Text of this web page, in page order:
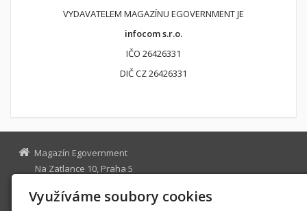
VYDAVATELEM MAGAZÍNU EGOVERNMENT JE
infocom s.r.o.
IČO 26426331
DIČ CZ 26426331
Magazín Egovernment
Na Zatlance 10, Praha 5
egovernment@egovernment.cz
Využíváme soubory cookies